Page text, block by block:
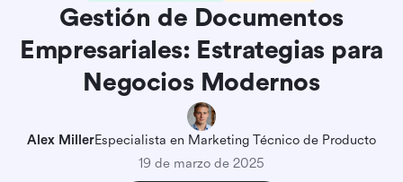
Gestión de Documentos
Empresariales: Estrategias para
Negocios Modernos
Alex MillerEspecialista en Marketing Técnico de Producto
19 de marzo de 2025